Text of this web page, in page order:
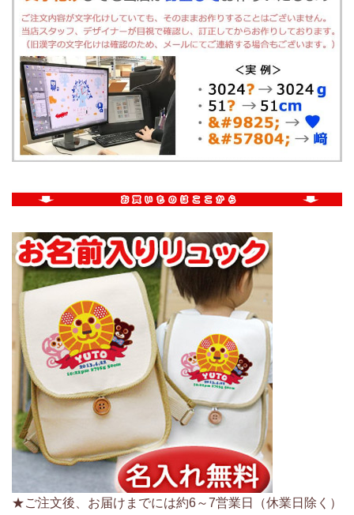
★ご注文後、お届けまでには約6～7営業日（休業日除く）